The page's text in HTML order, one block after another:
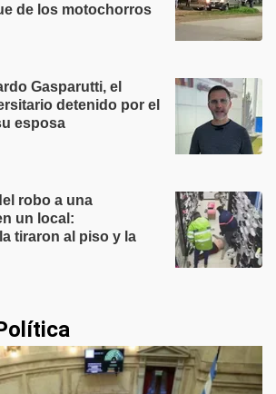
de los motochorros
Gasparutti, el
detenido por el
esposa
robo a una
un local:
tiraron al piso y la